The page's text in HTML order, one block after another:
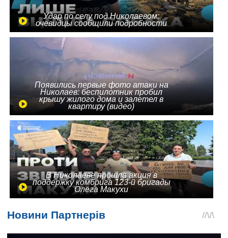
Удар по селу под Николаевом:
очевидцы сообщили подробности
Появились первые фото атаки на
Николаев: беспилотник пробил
крышу жилого дома и залетел в
квартиру (видео)
В Николаеве прошла акция в
поддержку комбрига 123-й бригады
Олега Макухи